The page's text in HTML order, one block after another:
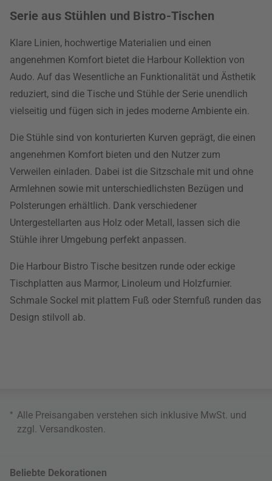
Serie aus Stühlen und Bistro-Tischen
Klare Linien, hochwertige Materialien und einen
angenehmen Komfort bietet die Harbour Kollektion von
Audo. Auf das Wesentliche an Funktionalität und Ästhetik
reduziert, sind die Tische und Stühle der Serie unendlich
vielseitig und fügen sich in jedes moderne Ambiente ein.
Die Stühle sind von konturierten Kurven geprägt, die einen
angenehmen Komfort bieten und den Nutzer zum
Verweilen einladen. Dabei ist die Sitzschale mit und ohne
Armlehnen sowie mit unterschiedlichsten Bezügen und
Polsterungen erhältlich. Dank verschiedener
Untergestellarten aus Holz oder Metall, lassen sich die
Stühle ihrer Umgebung perfekt anpassen.
Die Harbour Bistro Tische besitzen runde oder eckige
Tischplatten aus Marmor, Linoleum und Holzfurnier.
Schmale Sockel mit plattem Fuß oder Sternfuß runden das
Design stilvoll ab.
* Alle Preisangaben verstehen sich inklusive MwSt. und
zzgl. Versandkosten.
Beliebte Dekorationen